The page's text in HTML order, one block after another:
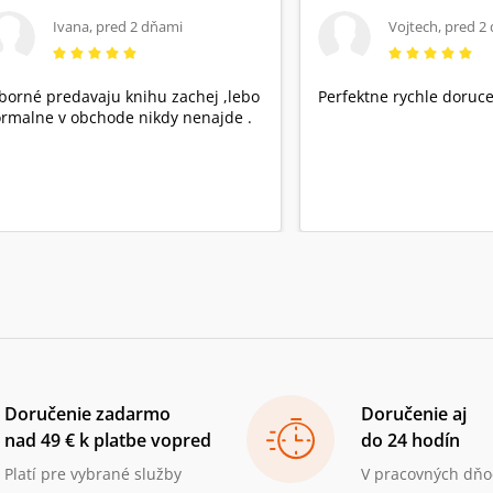
Ivana, pred 2 dňami
predavaju knihu zachej ,lebo
v obchode nikdy nenajde .
Vojtech, pred 2
Perfektne rychle
Doručenie zadarmo
nad 49 € k platbe vopred
Platí pre vybrané služby
Doručenie aj
do 24 hodín
V pracovných